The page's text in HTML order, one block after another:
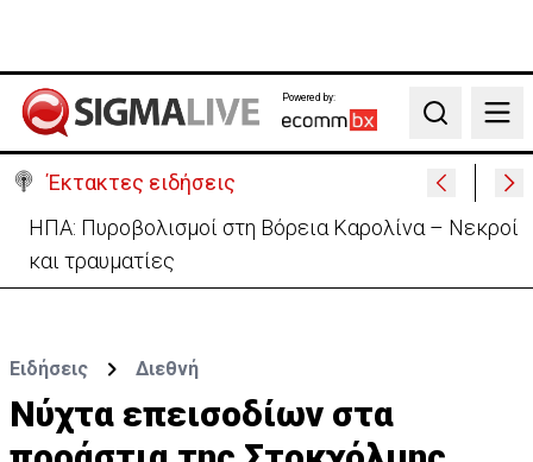
Powered by:
Search
Έκτακτες ειδήσεις
Ανασχηματισμός: Περιορισμένες αλλαγές με…
κρυφό κείμενο (ΒΙΝΤΕΟ)
Ειδήσεις Διεθνή
Νύχτα επεισοδίων στα